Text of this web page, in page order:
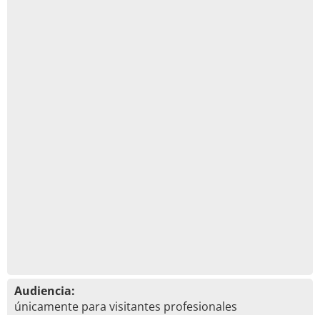
Audiencia:
únicamente para visitantes profesionales